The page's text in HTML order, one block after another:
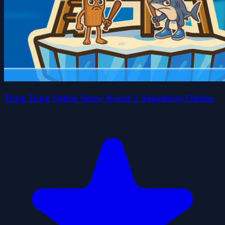
Tung Tung Sahur Snow Arena 2 Jogadores Online